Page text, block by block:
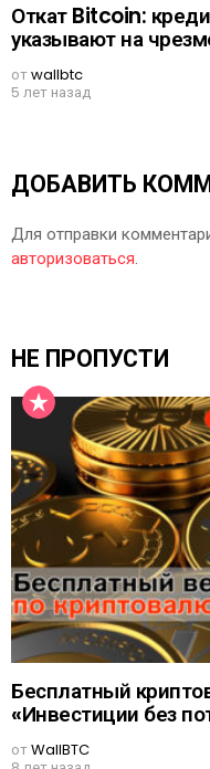
Откат Bitcoin:
указывают на
отwallbtc
5 лет назад
ДОБАВИТЬ
Для отправки
авторизоваться.
НЕ ПРОПУСТИ
Бесплатный
«Инвестиции без
отWallBTC